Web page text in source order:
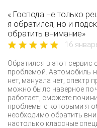
« Господа не только
я обратился, но и
обратить внимание»
16
Обратился в этот сервис
проблемой. Автомобиль
нет, мануала нет, спектр
можно было наверное
работает, сможете
проблемы с которыми я
необходимо обратить
настолько классные